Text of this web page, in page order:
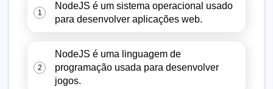
1
NodeJS é um sistema operacional usado
para desenvolver aplicações web.
2
NodeJS é uma linguagem de
programação usada para desenvolver
jogos.